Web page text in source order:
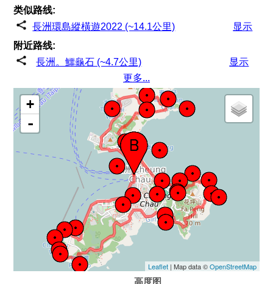
类似路线:
長洲環島縱橫遊2022 (~14.1公里)
显示
附近路线:
長洲。鱷龜石 (~4.7公里)
显示
更多...
+
-
Leaflet| Map data ©OpenStreetMap